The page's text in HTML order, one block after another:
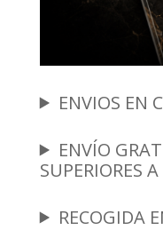
ENVIOS EN
ENVÍO
SUPERIORES
RECOGIDA